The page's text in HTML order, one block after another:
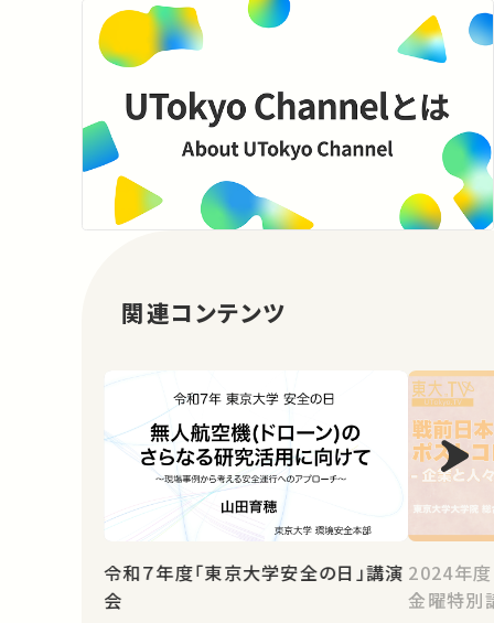
関連コンテンツ
令和７年度「東京大学安全の日」講演
会
2024年度
金曜特別